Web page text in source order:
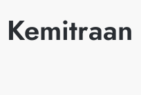
Kemitraan